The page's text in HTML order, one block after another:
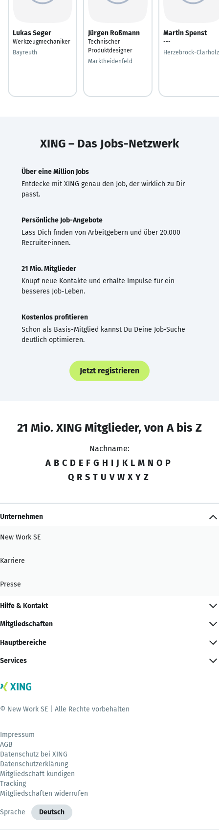
Lukas Seger
Werkzeugmechaniker
Bayreuth
Jürgen Roßmann
Technischer
Produktdesigner
Marktheidenfeld
Martin Spenst
---
Herzebrock-Clarholz
XING – Das Jobs-Netzwerk
Über eine Million Jobs
Entdecke mit XING genau den Job, der wirklich zu Dir
passt.
Persönliche Job-Angebote
Lass Dich finden von Arbeitgebern und über 20.000
Recruiter·innen.
21 Mio. Mitglieder
Knüpf neue Kontakte und erhalte Impulse für ein
besseres Job-Leben.
Kostenlos profitieren
Schon als Basis-Mitglied kannst Du Deine Job-Suche
deutlich optimieren.
Jetzt registrieren
21 Mio. XING Mitglieder, von A bis Z
Nachname:
A B C D E F G H I J K L M N O P
Q R S T U V W X Y Z
Unternehmen
New Work SE
Karriere
Presse
Hilfe & Kontakt
Mitgliedschaften
Hauptbereiche
Services
© New Work SE | Alle Rechte vorbehalten
Impressum
AGB
Datenschutz bei XING
Datenschutzerklärung
Mitgliedschaft kündigen
Tracking
Mitgliedschaften widerrufen
Sprache Deutsch